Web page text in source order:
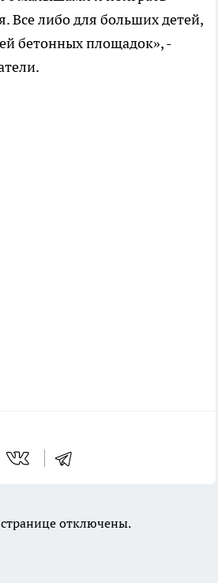
Все либо для больших детей,
бетонных площадок», -
отключены.